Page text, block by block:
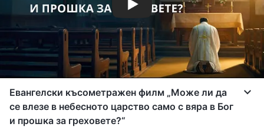
Евангелски късометражен филм „Може ли да
се влезе в небесното царство само с вяра в Бог
и прошка за греховете?“